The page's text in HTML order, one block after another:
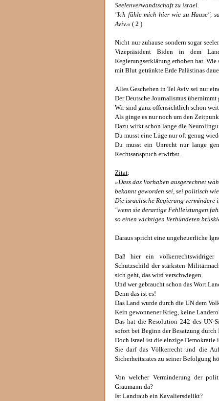
Seelenverwandtschaft zu israel.
"Ich fühle mich hier wie zu Hause",
Aviv.« ( 2 )
Nicht nur zuhause sondern sogar
Vizepräsident Biden in dem
Regierungserklärung erhoben hat.
mit Blut getränkte Erde Palästinas
Alles Geschehen in Tel Aviv sei nur
Der Deutsche Journalismus
Wir sind ganz offensichtlich schon
Als ginge es nur noch um den
Dazu wirkt schon lange die
Du musst eine Lüge nur oft genug
Du musst ein Unrecht nur lange
Rechtsanspruch erwirbst.
Zitat:
»Dass das Vorhaben ausgerechnet
bekannt geworden sei, sei politisch
Die israelische Regierung
"wenn sie derartige Fehlleistungen
so einen wichtigen Verbündeten
Daraus spricht eine ungeheuerliche
Daß hier ein
Schutzschild der stärksten
sich geht, das wird verschwiegen.
Und wer gebraucht schon das Wort
Denn das ist es!
Das Land wurde durch die UN dem
Kein gewonnener Krieg, keine
Das hat die Resolution 242 des UN-
sofort bei Beginn der Besatzung
Doch Israel ist die einzige Demokratie
Sie darf das Völkerrecht und die
Sicherheitsrates zu seiner Befolgung
Von welcher Verminderung der
Graumann da?
Ist Landraub ein Kavaliersdelikt?